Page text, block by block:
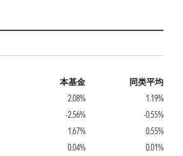
本基金
同类平均
2.08%
1.19%
-2.56%
-0.55%
1.67%
0.55%
0.04% 0.01%